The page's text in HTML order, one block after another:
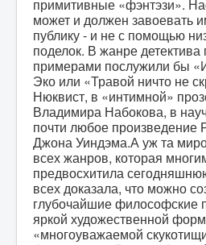
примитивные «фэнтэзи».
может и должен завоевать
публику - и не с помощью
поделок. В жанре
примерами послужили бы
Эко или «Травой ничто не
Нюквист, в «интимной»
Владимира Набокова, в
почти любое произведение
Джона Уиндэма.А уж та
всех жанров, которая
предвосхитила
всех доказала, что можно
глубочайшие философские
яркой художественной
«многоуважаемой